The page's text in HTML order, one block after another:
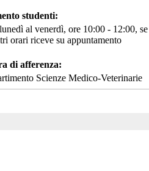
studenti:
al venerdì, ore 10:00 - 12:00,
orari riceve su appuntamento
di afferenza:
Scienze Medico-Veterinarie